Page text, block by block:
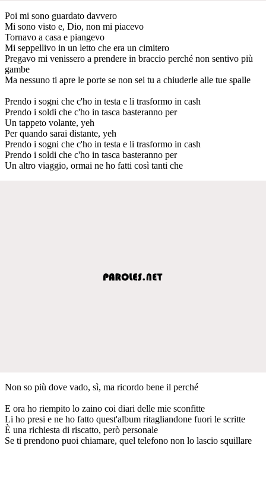
Poi mi sono guardato davvero
Mi sono visto e, Dio, non mi piacevo
Tornavo a casa e piangevo
Mi seppellivo in un letto che era un cimitero
Pregavo mi venissero a prendere in braccio perché non sentivo più
gambe
Ma nessuno ti apre le porte se non sei tu a chiuderle alle tue spalle
Prendo i sogni che c'ho in testa e li trasformo in cash
Prendo i soldi che c'ho in tasca basteranno per
Un tappeto volante, yeh
Per quando sarai distante, yeh
Prendo i sogni che c'ho in testa e li trasformo in cash
Prendo i soldi che c'ho in tasca basteranno per
Un altro viaggio, ormai ne ho fatti così tanti che
Non so più dove vado, sì, ma ricordo bene il perché
E ora ho riempito lo zaino coi diari delle mie sconfitte
Li ho presi e ne ho fatto quest'album ritagliandone fuori le scritte
È una richiesta di riscatto, però personale
Se ti prendono puoi chiamare, quel telefono non lo lascio squillare